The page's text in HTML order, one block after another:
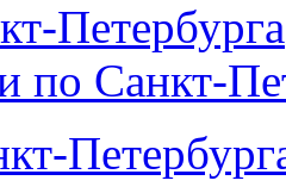
Петербурга
по Санкт-